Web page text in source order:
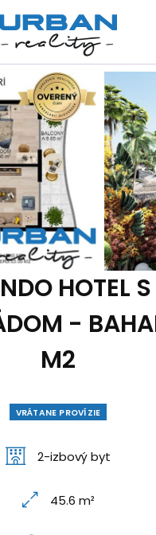
HOTEL S
-
M2
VRÁTANE PROVÍZIE
2-izbový byt
45.6 m²